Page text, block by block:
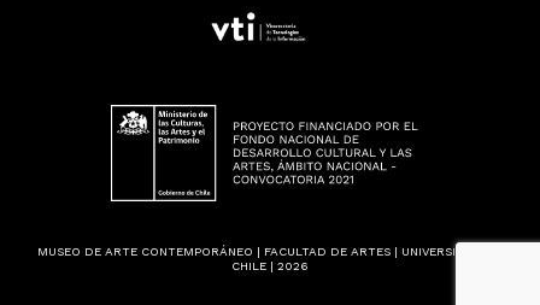
MUSEO DE ARTE CONTEMPORÁNEO | FACULTAD DE ARTES | UNIVERSIDAD DE
CHILE | 2026